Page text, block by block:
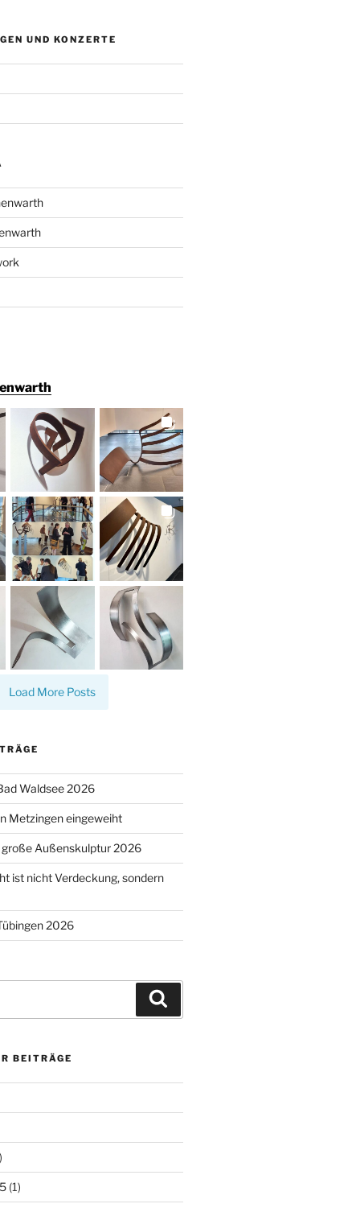
UND KONZERTE
Load More Posts
Waldsee 2026
Metzingen eingeweiht
Außenskulptur 2026
ist nicht Verdeckung, sondern
2026
BEITRÄGE
(1)